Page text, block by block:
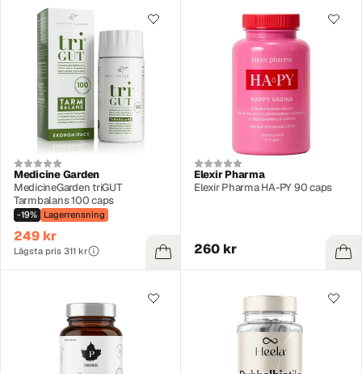
Medicine Garden
MedicineGarden triGUT
Tarmbalans 100 caps
-19% Lagerrensning
249 kr
Lägsta pris 311 kr
Elexir Pharma
Elexir Pharma HA-PY 90 caps
260 kr